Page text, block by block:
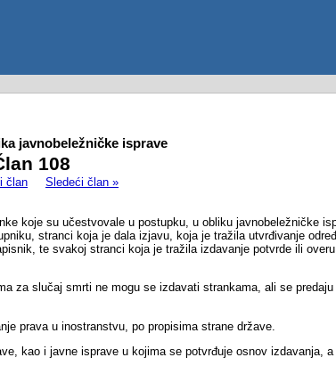
javnobeležničke isprave
108
član Sledeći član »
koje su učestvovale u postupku, u obliku javnobeležničke
stranci koja je dala izjavu, koja je tražila utvrđivanje
te svakoj stranci koja je tražila izdavanje potvrde ili
za slučaj smrti ne mogu se izdavati strankama, ali se predaju
prava u inostranstvu, po propisima strane države.
kao i javne isprave u kojima se potvrđuje osnov izdavanja,